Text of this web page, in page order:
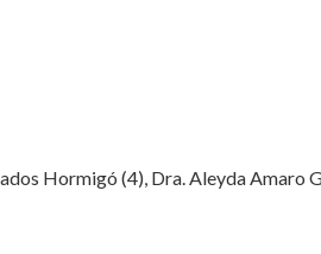
Hormigó (4), Dra. Aleyda Amaro